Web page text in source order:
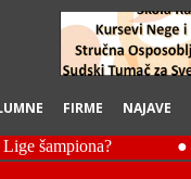
FIRME NAJAVE